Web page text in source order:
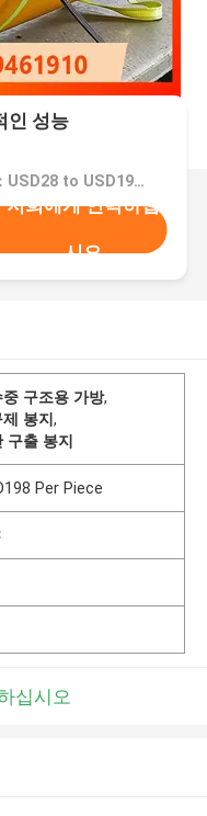
인 성능
가격：USD28 to USD198 Per Piece
저희에게 연락하십
시오
구조용 가방,
제 봉지,
구출 봉지
Per Piece
십시오